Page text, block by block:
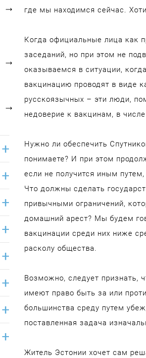
где мы находимся сейчас.
Когда официальные лица как
заседаний, но при этом не
оказываемся в ситуации,
вакцинацию проводят в виде
русскоязычных – эти люди,
недоверие к вакцинам, в
Нужно ли обеспечить
понимаете? И при этом
если не получится иным
Что должны сделать
привычными ограничений,
домашний арест? Мы будем
вакцинации среди них ниже
расколу общества.
Возможно, следует признать,
имеют право быть за или
большинства среду путем
поставленная задача
Житель Эстонии хочет сам